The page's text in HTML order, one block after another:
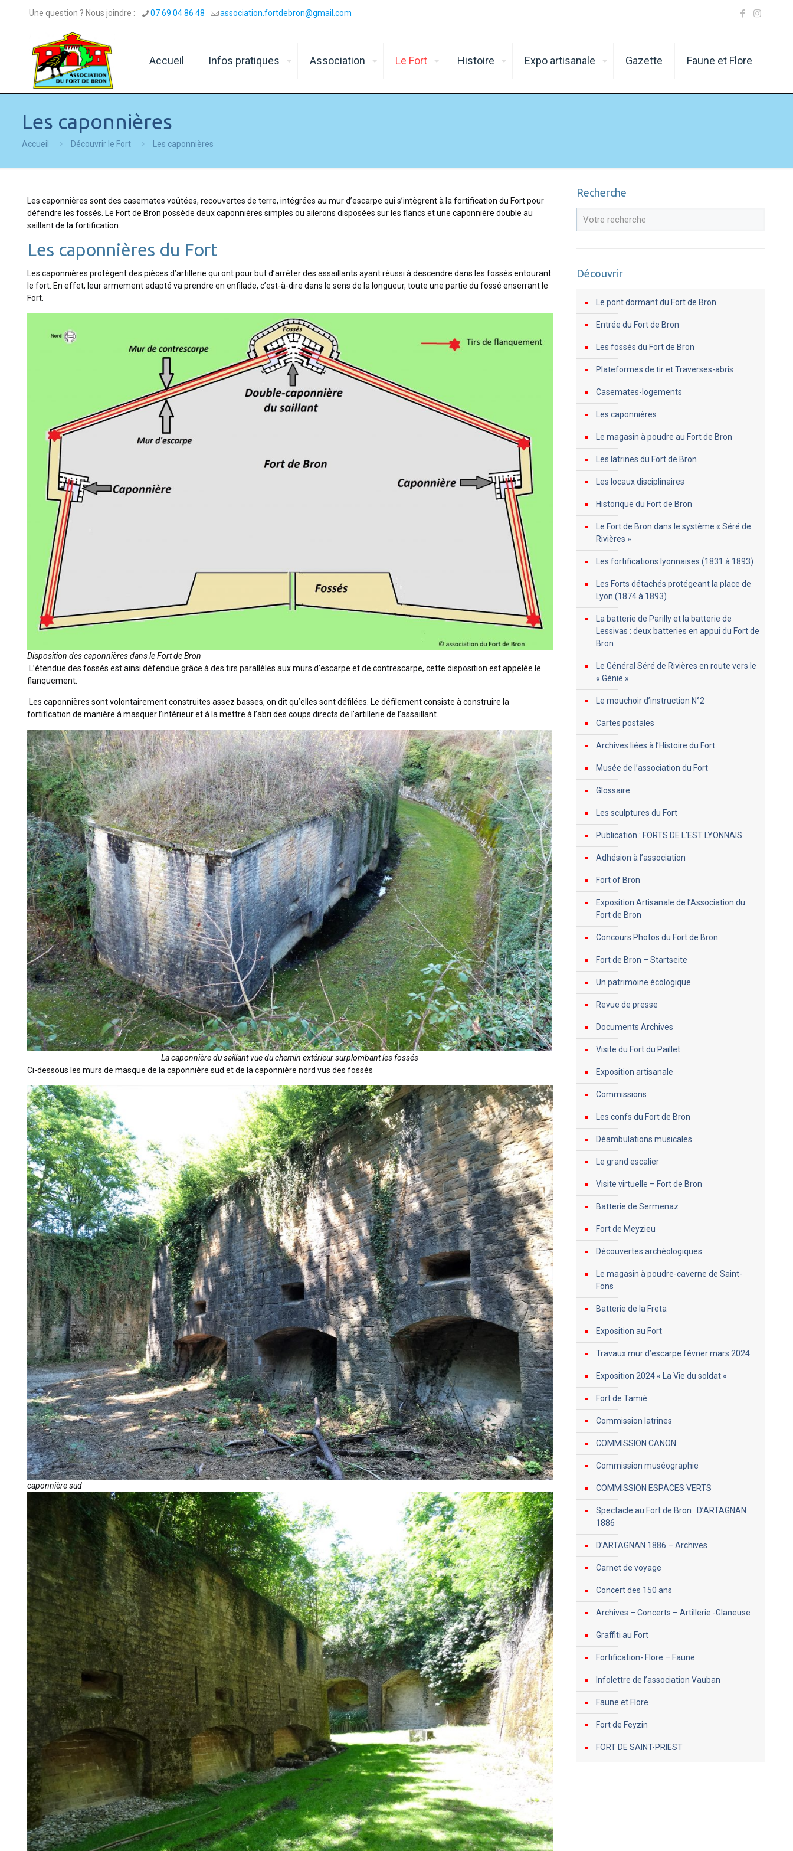
Une question ? Nous joindre : 07 69 04 86 48 association.fortdebron@gmail.com
Accueil Infos pratiques Association Le Fort Histoire Expo artisanale Gazette Faune et Flore
Les caponnières
Accueil Découvrir le Fort Les caponnières
Les caponnières sont des casemates voûtées, recouvertes de terre, intégrées au mur d’escarpe qui s’intègrent à la fortification du Fort pour
défendre les fossés. Le Fort de Bron possède deux caponnières simples ou ailerons disposées sur les flancs et une caponnière double au
saillant de la fortification.
Les caponnières du Fort
Les caponnières protègent des pièces d’artillerie qui ont pour but d’arrêter des assaillants ayant réussi à descendre dans les fossés entourant
le fort. En effet, leur armement adapté va prendre en enfilade, c’est-à-dire dans le sens de la longueur, toute une partie du fossé enserrant le
Fort.
Disposition des caponnières dans le Fort de Bron
L’étendue des fossés est ainsi défendue grâce à des tirs parallèles aux murs d’escarpe et de contrescarpe, cette disposition est appelée le
flanquement.
Les caponnières sont volontairement construites assez basses, on dit qu’elles sont défilées. Le défilement consiste à construire la
fortification de manière à masquer l’intérieur et à la mettre à l’abri des coups directs de l’artillerie de l’assaillant.
La caponnière du saillant vue du chemin extérieur surplombant les fossés
Ci-dessous les murs de masque de la caponnière sud et de la caponnière nord vus des fossés
caponnière sud
Recherche
Découvrir
Le pont dormant du Fort de Bron
Entrée du Fort de Bron
Les fossés du Fort de Bron
Plateformes de tir et Traverses-abris
Casemates-logements
Les caponnières
Le magasin à poudre au Fort de Bron
Les latrines du Fort de Bron
Les locaux disciplinaires
Historique du Fort de Bron
Le Fort de Bron dans le système « Séré de
Rivières »
Les fortifications lyonnaises (1831 à 1893)
Les Forts détachés protégeant la place de
Lyon (1874 à 1893)
La batterie de Parilly et la batterie de
Lessivas : deux batteries en appui du Fort de
Bron
Le Général Séré de Rivières en route vers le
« Génie »
Le mouchoir d’instruction N°2
Cartes postales
Archives liées à l’Histoire du Fort
Musée de l’association du Fort
Glossaire
Les sculptures du Fort
Publication : FORTS DE L’EST LYONNAIS
Adhésion à l’association
Fort of Bron
Exposition Artisanale de l’Association du
Fort de Bron
Concours Photos du Fort de Bron
Fort de Bron – Startseite
Un patrimoine écologique
Revue de presse
Documents Archives
Visite du Fort du Paillet
Exposition artisanale
Commissions
Les confs du Fort de Bron
Déambulations musicales
Le grand escalier
Visite virtuelle – Fort de Bron
Batterie de Sermenaz
Fort de Meyzieu
Découvertes archéologiques
Le magasin à poudre-caverne de Saint-
Fons
Batterie de la Freta
Exposition au Fort
Travaux mur d’escarpe février mars 2024
Exposition 2024 « La Vie du soldat «
Fort de Tamié
Commission latrines
COMMISSION CANON
Commission muséographie
COMMISSION ESPACES VERTS
Spectacle au Fort de Bron : D’ARTAGNAN
1886
D’ARTAGNAN 1886 – Archives
Carnet de voyage
Concert des 150 ans
Archives – Concerts – Artillerie -Glaneuse
Graffiti au Fort
Fortification- Flore – Faune
Infolettre de l’association Vauban
Faune et Flore
Fort de Feyzin
FORT DE SAINT-PRIEST